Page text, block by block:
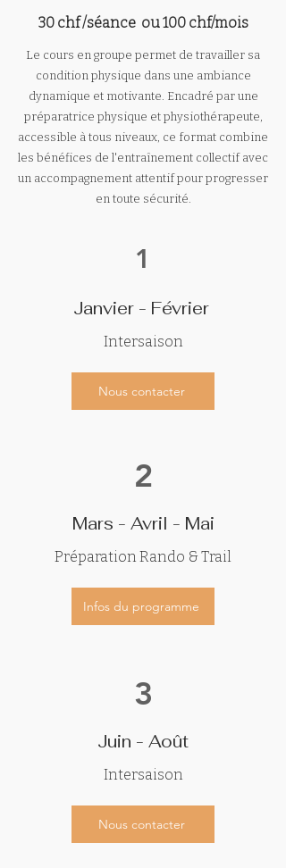
30 chf /séance ou 100 chf/mois
Le cours en groupe permet de travailler sa
condition physique dans une ambiance
dynamique et motivante. Encadré par une
préparatrice physique et physiothérapeute,
accessible à tous niveaux, ce format combine
les bénéfices de l'entraînement collectif avec
un accompagnement attentif pour progresser
en toute sécurité.
1
Janvier - Février
Intersaison
Nous contacter
2
Mars - Avril - Mai
Préparation Rando & Trail
Infos du programme
3
Juin - Août
Intersaison
Nous contacter